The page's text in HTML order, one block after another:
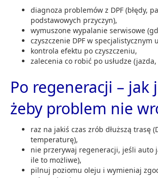
diagnoza problemów z DPF (błędy,
podstawowych przyczyn),
wymuszone wypalanie serwisowe
czyszczenie DPF w specjalistycznym
kontrola efektu po czyszczeniu,
zalecenia co robić po usłudze
Po regeneracji – jak
żeby problem nie
raz na jakiś czas zrób dłuższą trasę
temperaturę),
nie przerywaj regeneracji, jeśli auto
ile to możliwe),
pilnuj poziomu oleju i wymieniaj